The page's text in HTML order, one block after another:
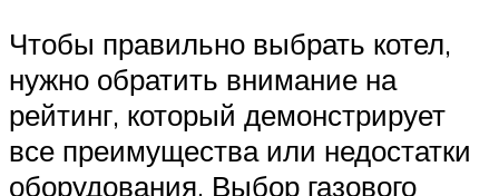
Чтобы правильно выбрать котел,
нужно обратить внимание на
рейтинг, который демонстрирует
все преимущества или недостатки
оборудования. Выбор газового